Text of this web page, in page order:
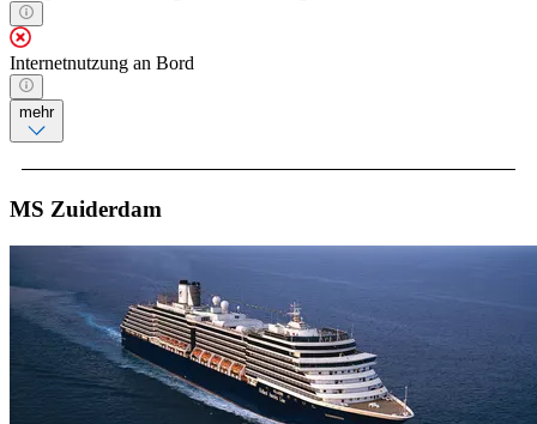
Internetnutzung an Bord
mehr
MS Zuiderdam